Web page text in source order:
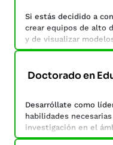
empresas. Desarrolla
decisiones y
Si estás decidido a
crear equipos de alto
y de visualizar
objetivos de un
la resolución de
competencias y
Doctorado en
Desarróllate como
habilidades
investigación en el